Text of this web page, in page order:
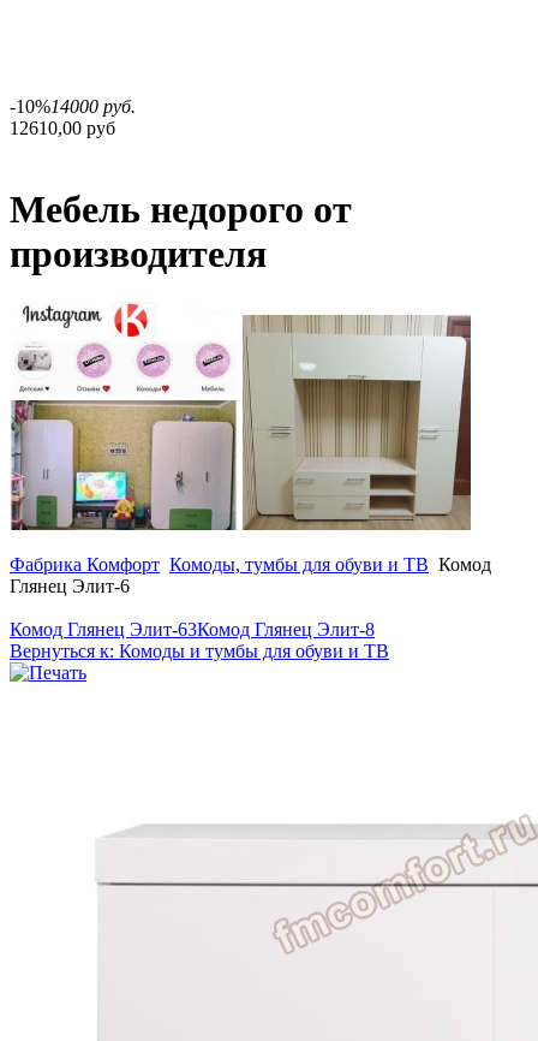
-10%14000 руб.
12610,00 руб
Мебель недорого от
производителя
Фабрика Комфорт Комоды, тумбы для обуви и ТВ Комод
Глянец Элит-6
Комод Глянец Элит-63Комод Глянец Элит-8
Вернуться к: Комоды и тумбы для обуви и ТВ